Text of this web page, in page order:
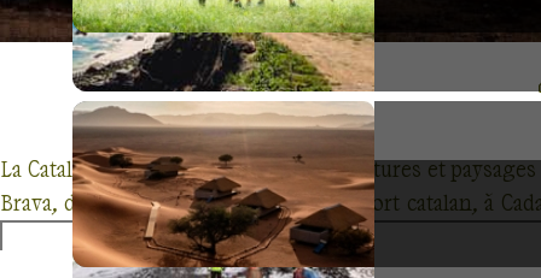
La Catalogne, une région riche en aventures et
Brava, de Collioure, ce petit joyau du port catalan, à
Pyrénées catalanes et découvrez ses gorges, forêts,
Le massif des Encantats et le parc d’Aigüestortes